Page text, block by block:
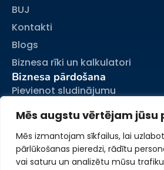
Mēs augstu vērtējam jūsu
Mēs izmantojam sīkfailus, lai
pārlūkošanas pieredzi, rādītu
vai saturu un analizētu mūsu
BUJ
Kontakti
Blogs
Biznesa rīki un kalkulatori
Biznesa pārdošana
Pievienot sludinājumu
Mani sludinājumi
Mans konts